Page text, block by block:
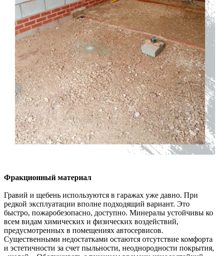
Фракционный материал
Гравий и щебень используются в гаражах уже давно. При
редкой эксплуатации вполне подходящий вариант. Это
быстро, пожаробезопасно, доступно. Минералы устойчивы ко
всем видам химических и физических воздействий,
предусмотренных в помещениях автосервисов.
Существенными недостатками остаются отсутствие комфорта
и эстетичности за счет пыльности, неоднородности покрытия,